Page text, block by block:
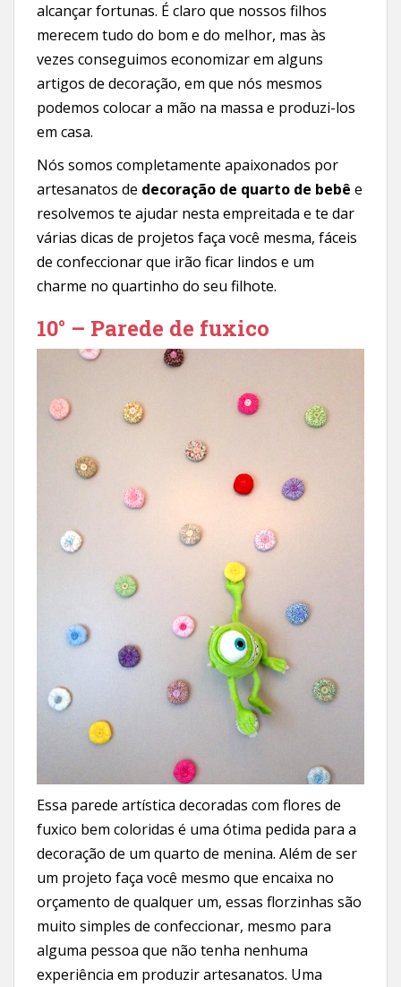
alcançar fortunas. É claro que nossos filhos
merecem tudo do bom e do melhor, mas às
vezes conseguimos economizar em alguns
artigos de decoração, em que nós mesmos
podemos colocar a mão na massa e produzi-los
em casa.
Nós somos completamente apaixonados por
artesanatos de decoração de quarto de bebê e
resolvemos te ajudar nesta empreitada e te dar
várias dicas de projetos faça você mesma, fáceis
de confeccionar que irão ficar lindos e um
charme no quartinho do seu filhote.
10° – Parede de fuxico
Essa parede artística decoradas com flores de
fuxico bem coloridas é uma ótima pedida para a
decoração de um quarto de menina. Além de ser
um projeto faça você mesmo que encaixa no
orçamento de qualquer um, essas florzinhas são
muito simples de confeccionar, mesmo para
alguma pessoa que não tenha nenhuma
experiência em produzir artesanatos. Uma